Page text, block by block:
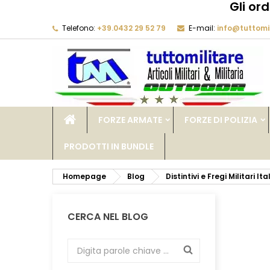
Gli
Telefono: +39.0432 29 52 79 E-mail:
FORZE ARMATE FORZE DI POLIZIA
PRODOTTI IN BUNDLE
Homepage Blog Distintivi e Fregi Militari
CERCA NEL BLOG